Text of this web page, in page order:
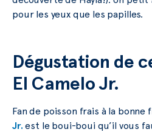
pour les yeux que les papilles.
Dégustation de
El Camelo Jr.
Fan de poisson frais à la bonne
Jr. est le boui-boui qu’il vous